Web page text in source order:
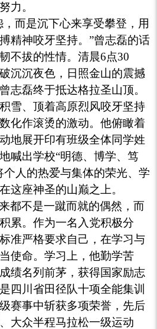
力。
，而是沉下心来享受攀登，用
精神咬牙坚持。”曾志磊的话
不拔的性情。清晨6点30
沉沉夜色，日照金山的震撼
志磊终于抵达格拉圣山顶。
雪、顶着高原烈风咬牙坚持
化作滚烫的激动。他俯瞰着
地展开印有班级全体同学姓
喊出学校“明德、博学、笃
个人的热爱与集体的荣光、学
这座神圣的山巅之上。
都不是一蹴而就的偶然，而
累。作为一名入党积极分
准严格要求自己，在学习与
使命。学习上，他勤学苦
绩名列前茅，获得国家励志
四川省田径队十项全能集训
赛事中斩获多项荣誉，先后
大众半程马拉松一级运动